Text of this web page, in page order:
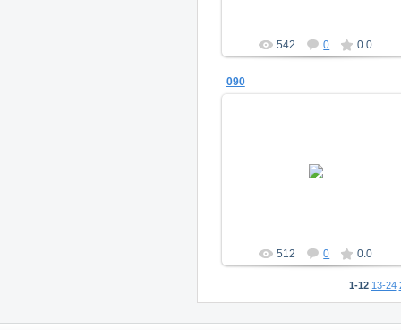
542 0 0.0
090
512 0 0.0
1-12 13-24